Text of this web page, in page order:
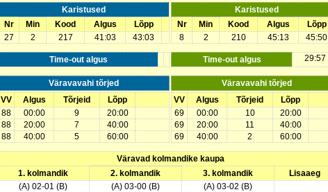
Karistused
Nr
Min Kood Algus
Lõpp
27
2 217 41:03 43:03
Karistused
Nr
Min Kood Algus
Lõpp
8
2 210 45:13 45:50
Time-out algus Time-out algus 29:57
Väravavahi tõrjed
Väravavahi tõrjed
VV
Algus Tõrjeid
Lõpp
88
00:00 9
20:00
88
20:00 7
40:00
88
40:00 5 60:00
VV Algus Tõrjeid
Lõpp
69
00:00 10
20:00
69
20:00 11
40:00
69
40:00 2 60:00
Väravad kolmandike kaupa
1. kolmandik
2. kolmandik 3. kolmandik
Lisaaeg
(A) 02-01 (B)
(A) 03-00 (B) (A) 03-02 (B)